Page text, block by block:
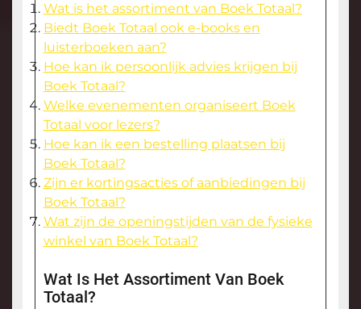
Wat is het assortiment van Boek Totaal?
Biedt Boek Totaal ook e-books en
luisterboeken aan?
Hoe kan ik persoonlijk advies krijgen bij
Boek Totaal?
Welke evenementen organiseert Boek
Totaal voor lezers?
Hoe kan ik een bestelling plaatsen bij
Boek Totaal?
Zijn er kortingsacties of aanbiedingen bij
Boek Totaal?
Wat zijn de openingstijden van de fysieke
winkel van Boek Totaal?
Wat Is Het Assortiment Van Boek
Totaal?